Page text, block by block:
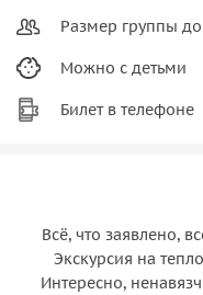
Размер группы
Можно с детьми
Билет в телефоне
Всё, что заявлено,
Экскурсия на
Интересно,